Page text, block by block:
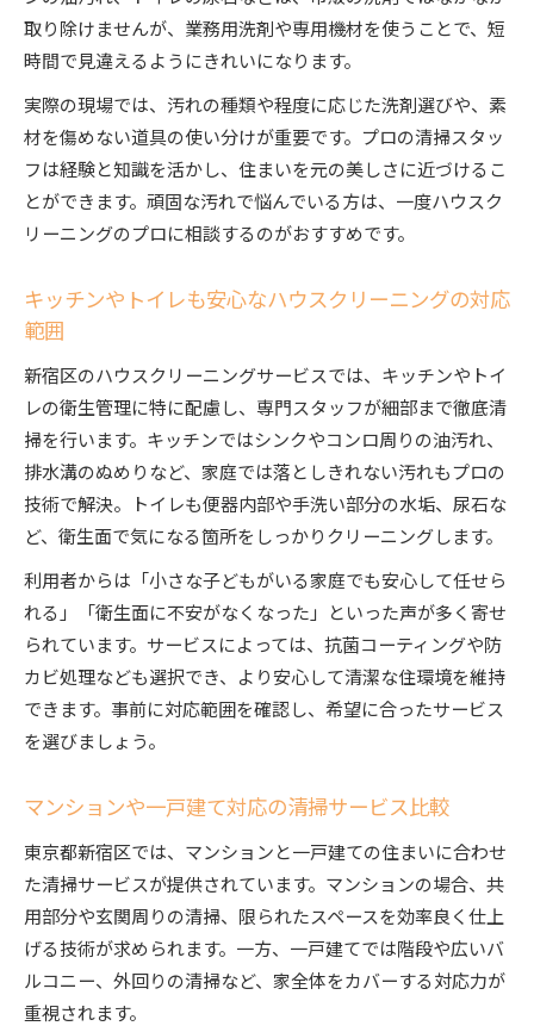
取り除けませんが、業務用洗剤や専用機材を使うことで、短
時間で見違えるようにきれいになります。
実際の現場では、汚れの種類や程度に応じた洗剤選びや、素
材を傷めない道具の使い分けが重要です。プロの清掃スタッ
フは経験と知識を活かし、住まいを元の美しさに近づけるこ
とができます。頑固な汚れで悩んでいる方は、一度ハウスク
リーニングのプロに相談するのがおすすめです。
キッチンやトイレも安心なハウスクリーニングの対応
範囲
新宿区のハウスクリーニングサービスでは、キッチンやトイ
レの衛生管理に特に配慮し、専門スタッフが細部まで徹底清
掃を行います。キッチンではシンクやコンロ周りの油汚れ、
排水溝のぬめりなど、家庭では落としきれない汚れもプロの
技術で解決。トイレも便器内部や手洗い部分の水垢、尿石な
ど、衛生面で気になる箇所をしっかりクリーニングします。
利用者からは「小さな子どもがいる家庭でも安心して任せら
れる」「衛生面に不安がなくなった」といった声が多く寄せ
られています。サービスによっては、抗菌コーティングや防
カビ処理なども選択でき、より安心して清潔な住環境を維持
できます。事前に対応範囲を確認し、希望に合ったサービス
を選びましょう。
マンションや一戸建て対応の清掃サービス比較
東京都新宿区では、マンションと一戸建ての住まいに合わせ
た清掃サービスが提供されています。マンションの場合、共
用部分や玄関周りの清掃、限られたスペースを効率良く仕上
げる技術が求められます。一方、一戸建てでは階段や広いバ
ルコニー、外回りの清掃など、家全体をカバーする対応力が
重視されます。